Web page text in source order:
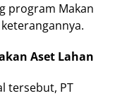
program Makan
Aset Lahan
tersebut, PT